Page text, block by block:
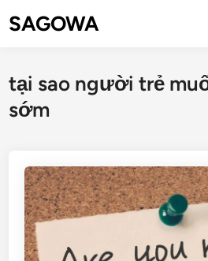
SAGOWA
tại sao người trẻ
sớm